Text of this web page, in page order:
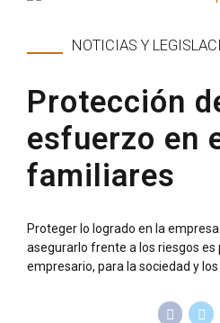
NOTICIAS Y
Protección
esfuerzo en
familiares
Proteger lo logrado en la
asegurarlo frente a los riesgos es
empresario, para la sociedad y